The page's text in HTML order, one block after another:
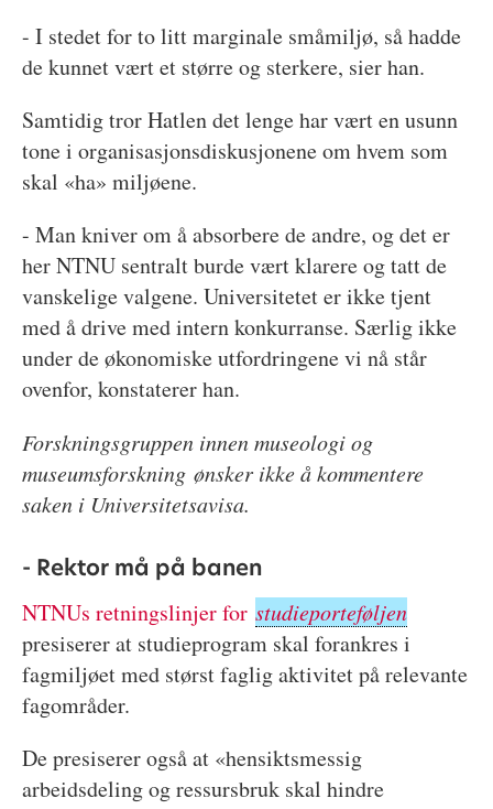
- I stedet for to litt marginale småmiljø, så hadde
de kunnet vært et større og sterkere, sier han.
Samtidig tror Hatlen det lenge har vært en usunn
tone i organisasjonsdiskusjonene om hvem som
skal «ha» miljøene.
- Man kniver om å absorbere de andre, og det er
her NTNU sentralt burde vært klarere og tatt de
vanskelige valgene. Universitetet er ikke tjent
med å drive med intern konkurranse. Særlig ikke
under de økonomiske utfordringene vi nå står
ovenfor, konstaterer han.
Forskningsgruppen innen museologi og
museumsforskning ønsker ikke å kommentere
saken i Universitetsavisa.
- Rektor må på banen
NTNUs retningslinjer for studieporteføljen
presiserer at studieprogram skal forankres i
fagmiljøet med størst faglig aktivitet på relevante
fagområder.
De presiserer også at «hensiktsmessig
arbeidsdeling og ressursbruk skal hindre